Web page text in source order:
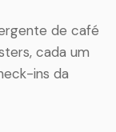
de café
cada um
ins da